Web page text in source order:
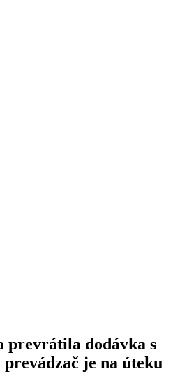
prevrátila dodávka s
je na úteku